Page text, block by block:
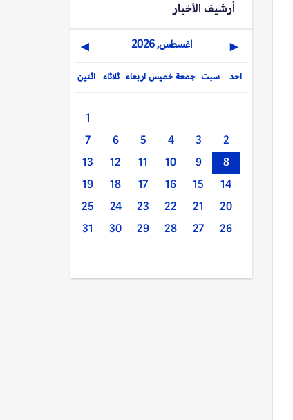
أرشيف الأخبار
◀ اغسطس, 2026 ▶
اثنين ثلاثاء اربعاء خميس جمعة سبت احد
1
2
3
4
5
6
7
8
9
10
11
12
13
14
15
16
17
18
19
20
21
22
23
24
25
26
27
28
29
30
31